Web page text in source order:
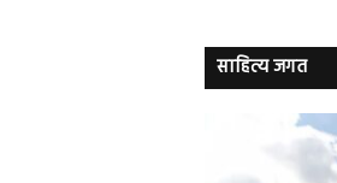
साहित्य जगत